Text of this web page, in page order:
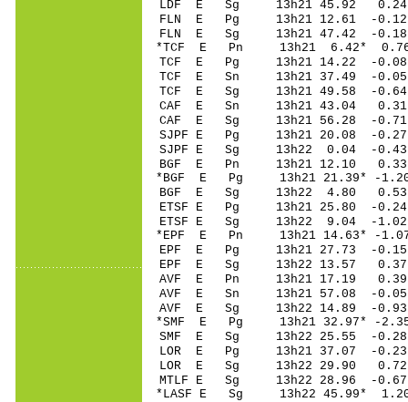
LDF E Sg 13h21 45.92
FLN E Pg 13h21
FLN E Sg 13h21 47.42
*TCF E Pn 13h21
TCF E Pg 13h21
TCF E Sn 13h21
TCF E Sg 13h21 49.58 -
CAF E Sn 13h21
CAF E Sg 13h21 56.28 -
SJPF E Pg 13h21
SJPF E Sg 13h22 0.04 -
BGF E Pn 13h21
*BGF E Pg 13h21
BGF E Sg 13h22 4.80
ETSF E Pg 13h21
ETSF E Sg 13h22 9.04 -
*EPF E Pn 13h21
EPF E Pg 13h21
EPF E Sg 13h22 13.57
AVF E Pn 13h21
AVF E Sn 13h21 57.08
AVF E Sg 13h22 14.89
*SMF E Pg 13h21
SMF E Sg 13h22 25.55
LOR E Pg 13h21
LOR E Sg 13h22 29.90
MTLF E Sg 13h22 28.96
*LASF E Sg 13h22